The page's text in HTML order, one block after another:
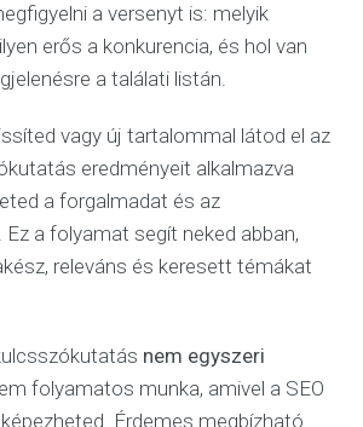
a versenyt is: melyik
erős a konkurencia, és hol van
a találati listán.
vagy új tartalommal látod el az
eredményeit alkalmazva
a forgalmadat és az
a folyamat segít neked abban,
releváns és keresett témákat
nem egyszeri
folyamatos munka, amivel a SEO
Érdemes megbízható